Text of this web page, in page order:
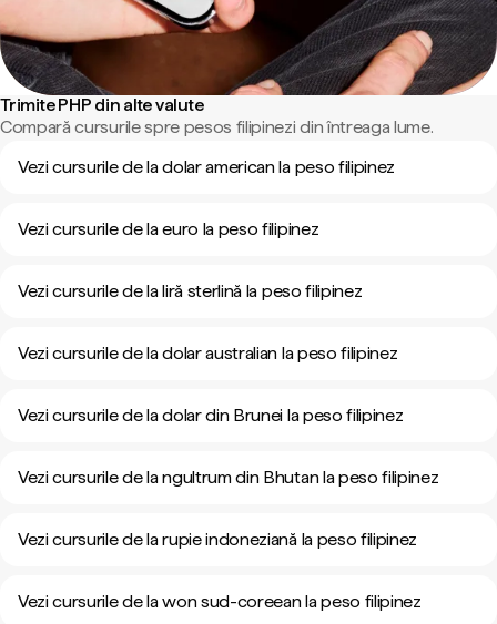
Trimite PHP din alte valute
Compară cursurile spre pesos filipinezi din întreaga lume.
Vezi cursurile de la dolar american la peso filipinez
Vezi cursurile de la euro la peso filipinez
Vezi cursurile de la liră sterlină la peso filipinez
Vezi cursurile de la dolar australian la peso filipinez
Vezi cursurile de la dolar din Brunei la peso filipinez
Vezi cursurile de la ngultrum din Bhutan la peso filipinez
Vezi cursurile de la rupie indoneziană la peso filipinez
Vezi cursurile de la won sud-coreean la peso filipinez